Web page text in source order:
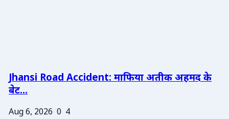
Jhansi Road Accident: माफिया अतीक अहमद के
बेट...
Aug 6, 2026 0 4